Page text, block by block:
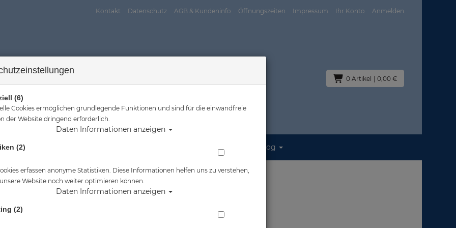
Kontakt Datenschutz AGB & Kundeninfo Öffnungszeiten Impressum Ihr Konto Anmelden
0 Artikel | 0,00 €
Reisen Blog
Sie sind hier Tauchausrüstung Atemregler & Zubehör-Taschen
& Zubehör-Taschen
(6)
Cookies ermöglichen grundlegende Funktionen und sind für die einwandfreie
der Website dringend erforderlich.
Daten Informationen anzeigen
(2)
erfassen anonyme Statistiken. Diese Informationen helfen uns zu verstehen,
Website noch weiter optimieren können.
Daten Informationen anzeigen
(2)